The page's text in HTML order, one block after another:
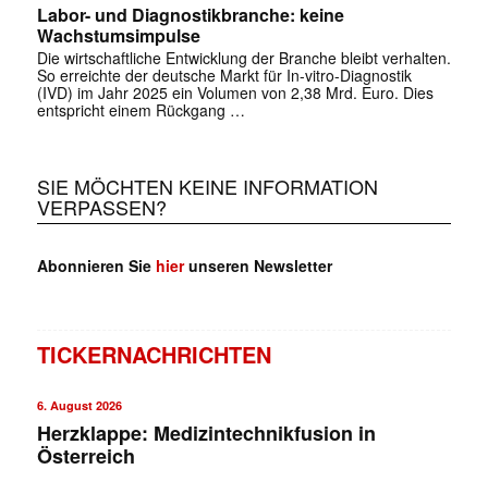
Labor- und Diagnostikbranche: keine
Wachstumsimpulse
Die wirtschaftliche Entwicklung der Branche bleibt verhalten.
So erreichte der deutsche Markt für In-vitro-Diagnostik
(IVD) im Jahr 2025 ein Volumen von 2,38 Mrd. Euro. Dies
entspricht einem Rückgang …
SIE MÖCHTEN KEINE INFORMATION
VERPASSEN?
Abonnieren Sie hierunseren Newsletter
TICKERNACHRICHTEN
6. August 2026
Herzklappe: Medizintechnikfusion in
Österreich